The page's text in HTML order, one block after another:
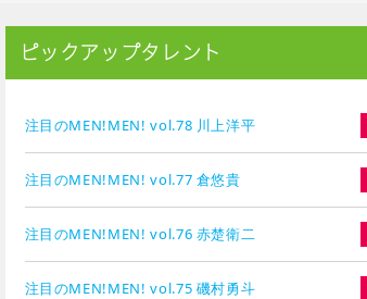
ピックアップタレント
注目のMEN!MEN! vol.78 川上洋平
注目のMEN!MEN! vol.77 倉悠貴
注目のMEN!MEN! vol.76 赤楚衛二
注目のMEN!MEN! vol.75 磯村勇斗